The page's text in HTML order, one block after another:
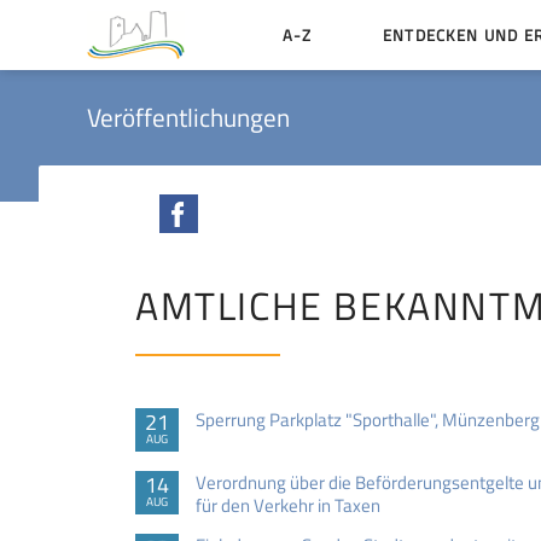
A-Z ENTDECKEN UND
Veröffentlichungen
AMTLICHE
21
AUG
Sperrung Parkplatz "Sporthalle", Münzenberg
14
AUG
Verordnung über die Beförderungsentgelte
für den Verkehr in Taxen